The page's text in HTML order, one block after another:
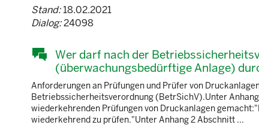
Stand:18.02.2021
Dialog:24098
Wer darf nach der
(überwachungsbedürftige Anlage)
Anforderungen an Prüfungen und Prüfer von
Betriebssicherheitsverordnung (BetrSichV).Unter
wiederkehrenden Prüfungen von Druckanlagen
wiederkehrend zu prüfen."Unter Anhang 2 Abschnitt ...